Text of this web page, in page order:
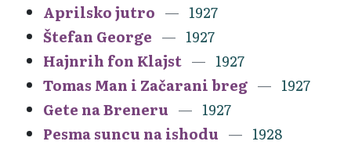
Aprilsko jutro
1927
Štefan George
1927
Hajnrih fon Klajst
1927
Tomas Man i Začarani breg
1927
Gete na Breneru
1927
Pesma suncu na ishodu
1928